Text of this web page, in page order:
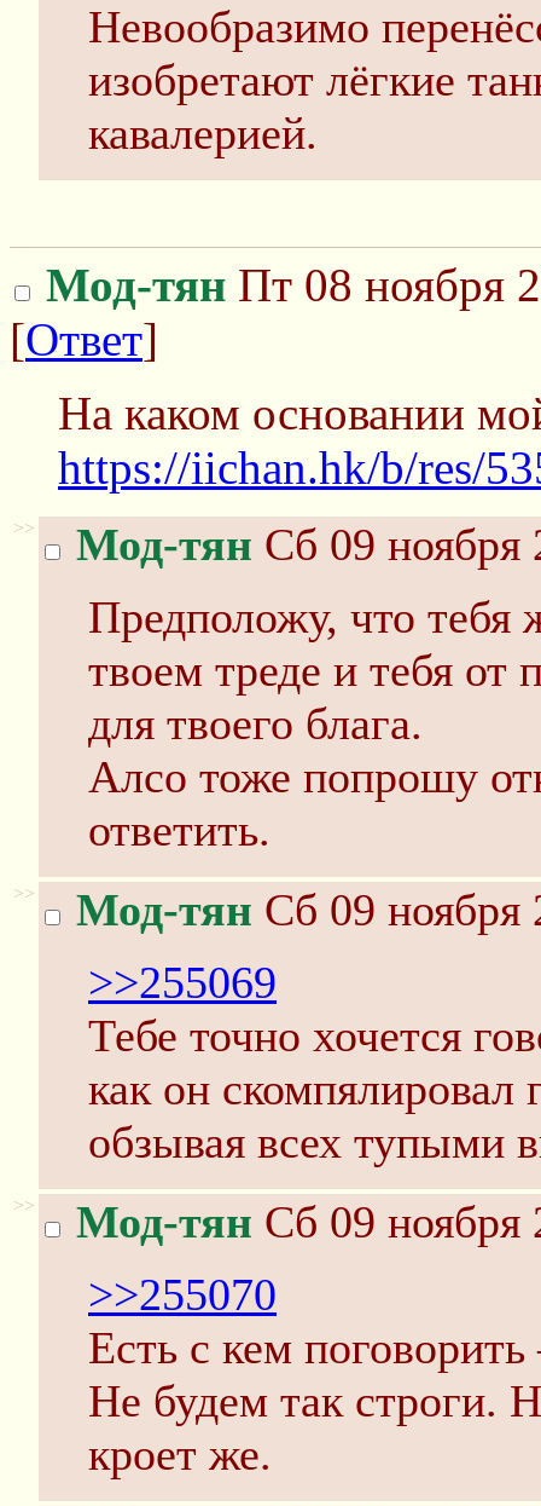
Невообразимо
изобретают лёгкие
кавалерией.
Мод-тян Пт 08 ноября
[Ответ]
На каком основании
https://iichan.hk/b/res/
>> Мод-тян Сб 09 ноября
Предположу, что
твоем треде и тебя от
для твоего блага.
Алсо тоже попрошу
ответить.
>> Мод-тян Сб 09 ноября
>>255069
Тебе точно хочется
как он скомпялировал
обзывая всех тупыми
>> Мод-тян Сб 09 ноября
>>255070
Есть с кем
Не будем так строги.
кроет же.